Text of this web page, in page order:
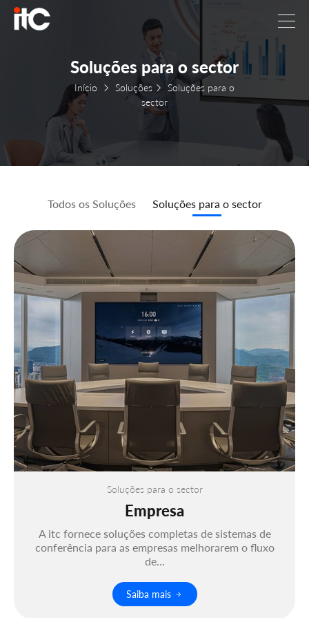
Soluções para o sector
Início Soluções
Soluções para o
sector
Todos os Soluções Soluções para o sector
Soluções para o sector
Empresa
A itc fornece soluções completas de sistemas de
conferência para as empresas melhorarem o fluxo
de…
Saiba mais